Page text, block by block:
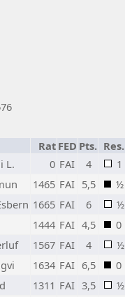
Rat FED Pts. Res.
L. 0 FAI 4 1
1465 FAI 5,5 ½
1665 FAI 6 ½
1444 FAI 4,5 0
1567 FAI 4 ½
1634 FAI 6,5 0
1311 FAI 3,5 ½